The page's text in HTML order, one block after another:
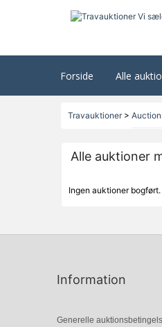
Forside Alle
Travauktioner>
Alle auktioner
Ingen auktioner bogført.
Information
Generelle